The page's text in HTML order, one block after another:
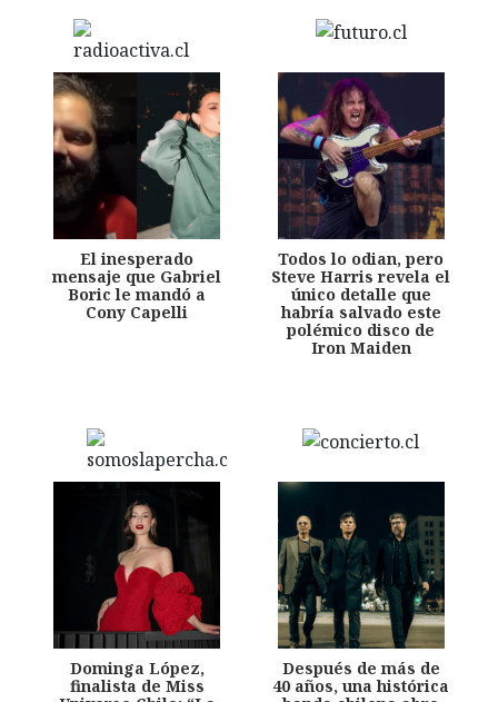
El inesperado
mensaje que Gabriel
Boric le mandó a
Cony Capelli
Todos lo odian, pero
Steve Harris revela el
único detalle que
habría salvado este
polémico disco de
Iron Maiden
Dominga López,
finalista de Miss
Después de más de
40 años, una histórica